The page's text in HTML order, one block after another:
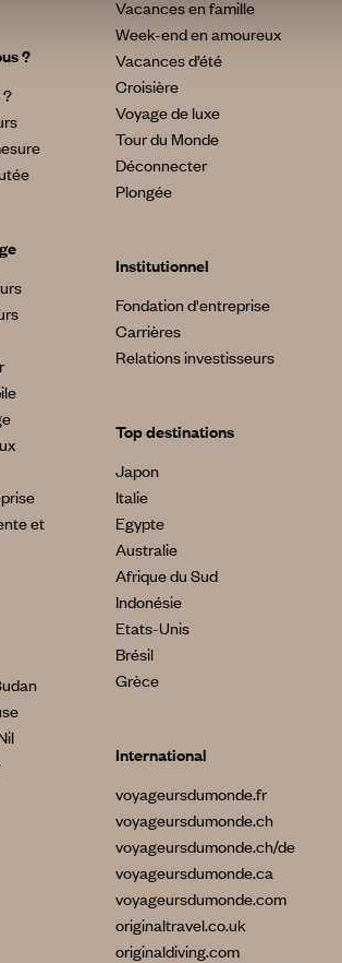
?
et
Vacances en famille
Week-end en amoureux
Vacances d’été
Croisière
Voyage de luxe
Tour du Monde
Déconnecter
Plongée
Institutionnel
Fondation d'entreprise
Carrières
Relations investisseurs
Top destinations
Japon
Italie
Egypte
Australie
Afrique du Sud
Indonésie
Etats-Unis
Brésil
Grèce
International
voyageursdumonde.fr
voyageursdumonde.ch
voyageursdumonde.ch/de
voyageursdumonde.ca
voyageursdumonde.com
originaltravel.co.uk
originaldiving.com